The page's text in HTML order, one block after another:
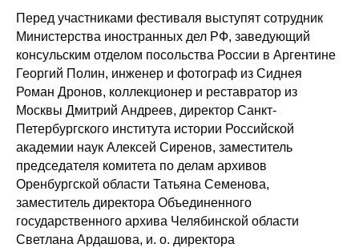
Перед участниками фестиваля выступят сотрудник
Министерства иностранных дел РФ, заведующий
консульским отделом посольства России в Аргентине
Георгий Полин, инженер и фотограф из Сиднея
Роман Дронов, коллекционер и реставратор из
Москвы Дмитрий Андреев, директор Санкт-
Петербургского института истории Российской
академии наук Алексей Сиренов, заместитель
председателя комитета по делам архивов
Оренбургской области Татьяна Семенова,
заместитель директора Объединенного
государственного архива Челябинской области
Светлана Ардашова, и. о. директора